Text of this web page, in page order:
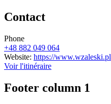
Contact
Phone
+48 882 049 064
Website: https://www.wzaleski.pl
Voir l'itinéraire
Footer column 1